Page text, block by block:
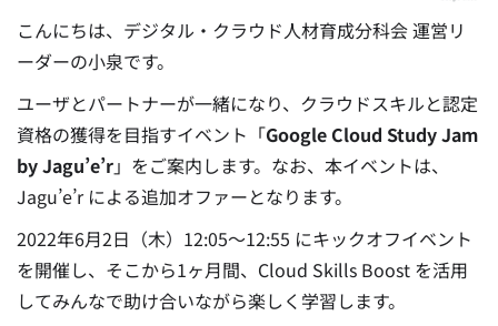
こんにちは、デジタル・クラウド人材育成分科会 運営リ
ーダーの小泉です。
ユーザとパートナーが一緒になり、クラウドスキルと認定
資格の獲得を目指すイベント「Google Cloud Study Jam
by Jagu’e’r」をご案内します。なお、本イベントは、
Jagu’e’r による追加オファーとなります。
2022年6月2日（木）12:05〜12:55 にキックオフイベント
を開催し、そこから1ヶ月間、Cloud Skills Boost を活用
してみんなで助け合いながら楽しく学習します。